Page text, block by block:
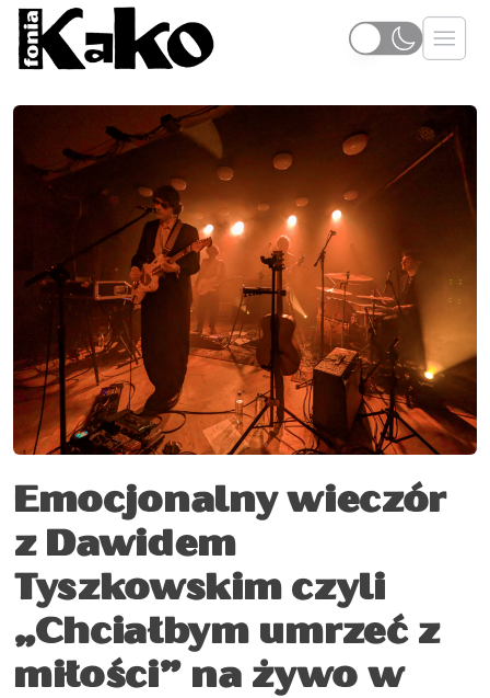
Emocjonalny wieczór
z Dawidem
Tyszkowskim czyli
„Chciałbym umrzeć z
miłości” na żywo w